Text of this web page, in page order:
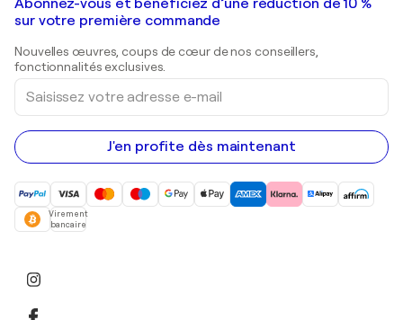
Shepard Fairey
Peintures de paysage
Estampes
Peintures acryliques
Galeries d'art en France
Galeries d'art en Belgique
Abonnez-vous et bénéficiez d’une réduction de 10 %
sur votre première commande
Nouvelles œuvres, coups de cœur de nos conseillers,
fonctionnalités exclusives.
Saisissez
votre
adresse
e-
mail
J'en profite dès maintenant
Virement
bancaire